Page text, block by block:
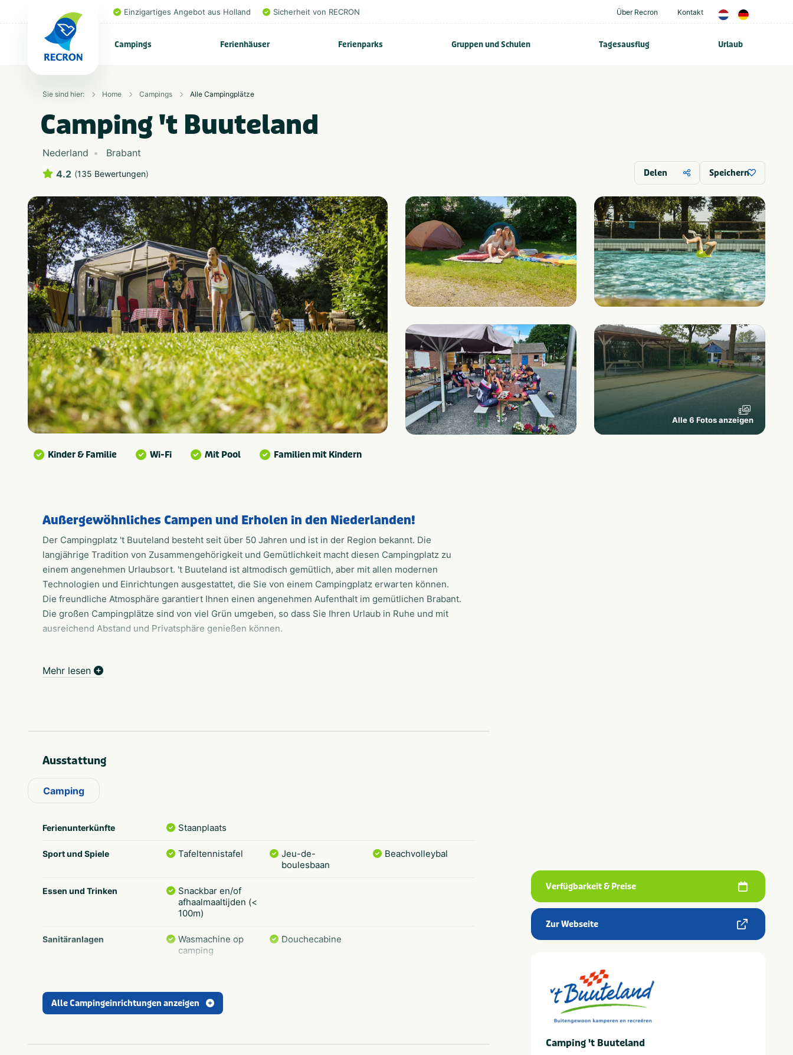
Einzigartiges Angebot aus Holland Sicherheit von RECRON Über Recron Kontakt
Campings Ferienhäuser Ferienparks Gruppen und Schulen Tagesausflug Urlaub
Sie sind hier: Home Campings Alle Campingplätze
Camping 't Buuteland
Nederland
Brabant
4.2 (135 Bewertungen) Delen Speichern
Alle 6 Fotos anzeigen
Kinder & Familie Wi-Fi Mit Pool Familien mit Kindern
Außergewöhnliches Campen und Erholen in den Niederlanden!
Der Campingplatz 't Buuteland besteht seit über 50 Jahren und ist in der Region bekannt. Die
langjährige Tradition von Zusammengehörigkeit und Gemütlichkeit macht diesen Campingplatz zu
einem angenehmen Urlaubsort. 't Buuteland ist altmodisch gemütlich, aber mit allen modernen
Technologien und Einrichtungen ausgestattet, die Sie von einem Campingplatz erwarten können.
Die freundliche Atmosphäre garantiert Ihnen einen angenehmen Aufenthalt im gemütlichen Brabant.
Die großen Campingplätze sind von viel Grün umgeben, so dass Sie Ihren Urlaub in Ruhe und mit
ausreichend Abstand und Privatsphäre genießen können.
Möchten Sie die ländliche Idylle genießen und lieben Sie die Gemütlichkeit Brabants? Dann ist der
Abstand und Privatsphäre genießen können.
Mehr lesen
Ausstattung
Camping
Ferienunterkünfte Staanplaats
Sport und Spiele Tafeltennistafel
Jeu-de-
boulesbaan
Beachvolleybal
Essen und Trinken
Snackbar en/of
afhaalmaaltijden (<
100m)
Sanitäranlagen
Wasmachine op
camping
Douchecabine
Voetbalveld
Schwimmen Zwemmen
Alle Campingeinrichtungen anzeigen
Verfügbarkeit & Preise
Zur Webseite
Camping 't Buuteland